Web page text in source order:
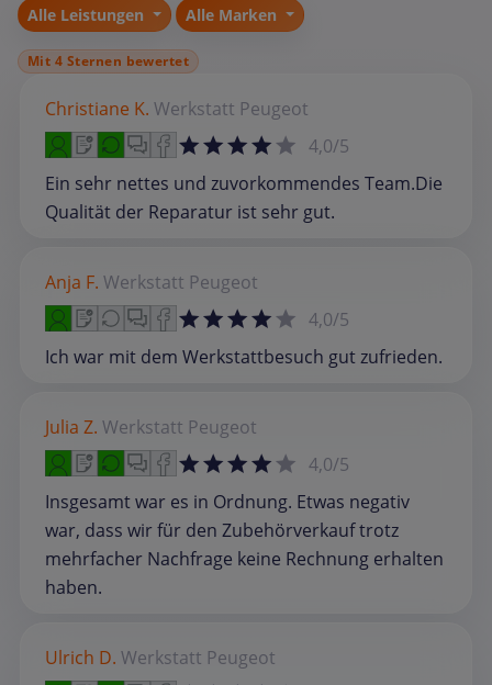
Alle Leistungen Alle Marken
Mit 4 Sternen bewertet
Christiane K. Werkstatt Peugeot
4,0/5
Ein sehr nettes und zuvorkommendes Team.Die
Qualität der Reparatur ist sehr gut.
Anja F. Werkstatt Peugeot
4,0/5
Ich war mit dem Werkstattbesuch gut zufrieden.
Julia Z. Werkstatt Peugeot
4,0/5
Insgesamt war es in Ordnung. Etwas negativ
war, dass wir für den Zubehörverkauf trotz
mehrfacher Nachfrage keine Rechnung erhalten
haben.
Ulrich D. Werkstatt Peugeot